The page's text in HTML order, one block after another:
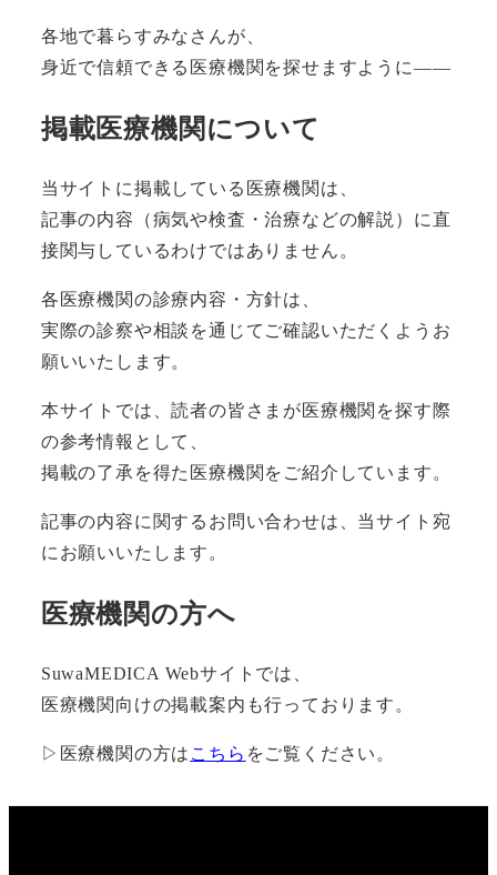
各地で暮らすみなさんが、
身近で信頼できる医療機関を探せますように――
掲載医療機関について
当サイトに掲載している医療機関は、
記事の内容（病気や検査・治療などの解説）に直
接関与しているわけではありません。
各医療機関の診療内容・方針は、
実際の診察や相談を通じてご確認いただくようお
願いいたします。
本サイトでは、読者の皆さまが医療機関を探す際
の参考情報として、
掲載の了承を得た医療機関をご紹介しています。
記事の内容に関するお問い合わせは、当サイト宛
にお願いいたします。
医療機関の方へ
SuwaMEDICA Webサイトでは、
医療機関向けの掲載案内も行っております。
▷医療機関の方は こちら をご覧ください。